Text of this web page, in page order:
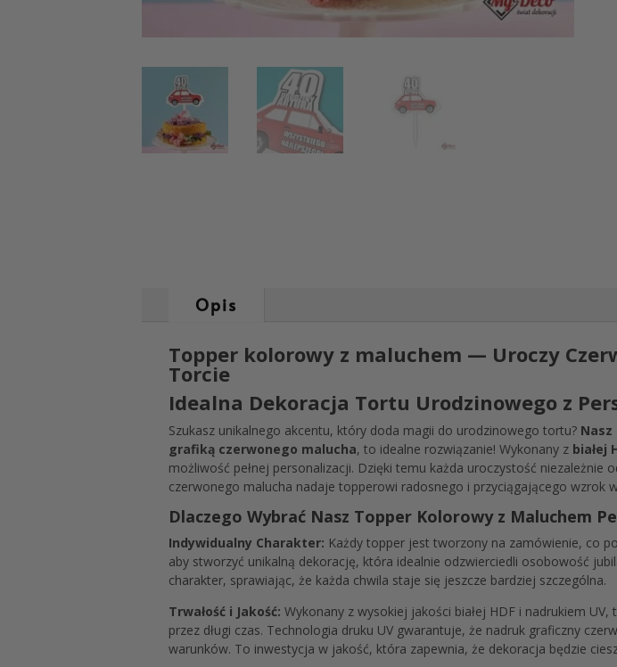
Opis
Topper kolorowy z maluchem — Uroczy
Torcie
Idealna Dekoracja Tortu Urodzinowego z
Szukasz unikalnego akcentu, który doda magii do urodzinowego tortu?
grafiką czerwonego malucha, to idealne rozwiązanie! Wykonany z białej
możliwość pełnej personalizacji. Dzięki temu każda uroczystość
czerwonego malucha nadaje topperowi radosnego i przyciągającego wzrok
Dlaczego Wybrać Nasz Topper Kolorowy z Maluchem
Indywidualny Charakter: Każdy topper jest tworzony na zamówienie, co
aby stworzyć unikalną dekorację, która idealnie odzwierciedli osobowość
charakter, sprawiając, że każda chwila staje się jeszcze bardziej szczególna.
Trwałość i Jakość: Wykonany z wysokiej jakości białej HDF i nadrukiem
przez długi czas. Technologia druku UV gwarantuje, że nadruk graficzny
warunków. To inwestycja w jakość, która zapewnia, że dekoracja będzie